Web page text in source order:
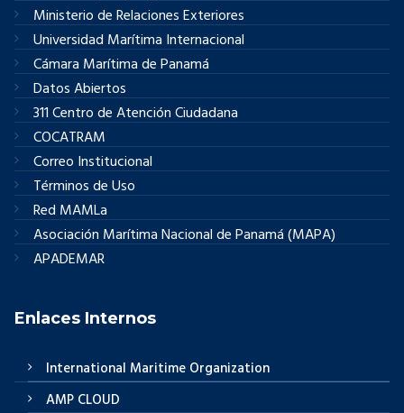
Ministerio de Relaciones Exteriores
Universidad Marítima Internacional
Cámara Marítima de Panamá
Datos Abiertos
311 Centro de Atención Ciudadana
COCATRAM
Correo Institucional
Términos de Uso
Red MAMLa
Asociación Marítima Nacional de Panamá (MAPA)
APADEMAR
Enlaces Internos
International Maritime Organization
AMP CLOUD